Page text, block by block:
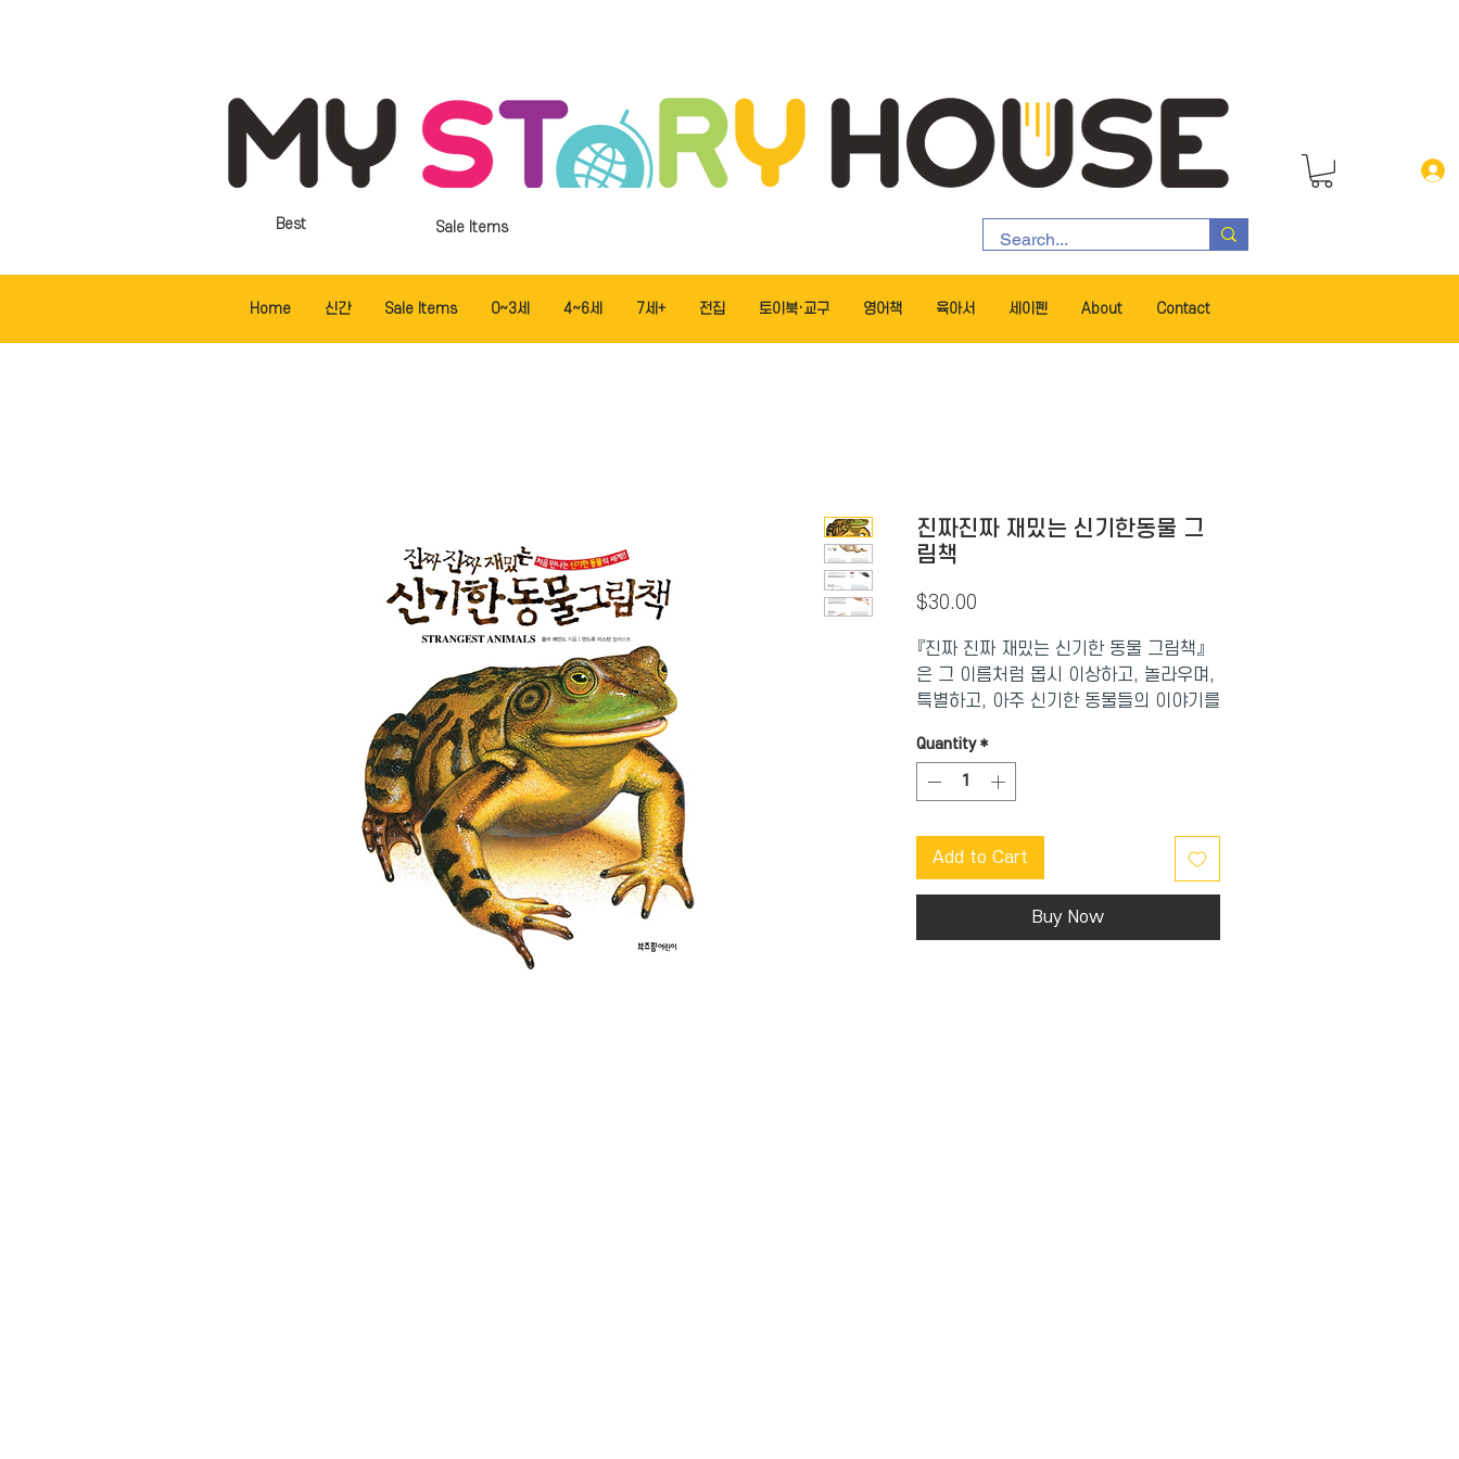
Sale Items
Best
Home 신간 Sale Items 0~3세 4~6세 7세+ 전집 토이북·교구 영어책 육아서 세이펜 About Contact
진짜진짜 재밌는 신기한동물 그
림책
$30.00Price
『진짜 진짜 재밌는 신기한 동물 그림책』
은 그 이름처럼 몹시 이상하고, 놀라우며,
특별하고, 아주 신기한 동물들의 이야기를
고 있어요. 이 책에 소개된 48종의 동물들
이 왜 이처럼 놀랍고도 신기한 특징을 갖
게 되었는지 알게 된다면, 각 동물들이 가
진 생태적 특성은 물론 동물의 다양한 종
류와 생태계의 원리와 법칙까지도 저절로
이해하게 될 거예요.
Quantity *
Add to Cart
Buy Now